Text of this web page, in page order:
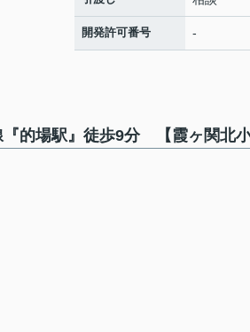
開発許可番号 -
的場駅』徒歩9分 【霞ヶ関北